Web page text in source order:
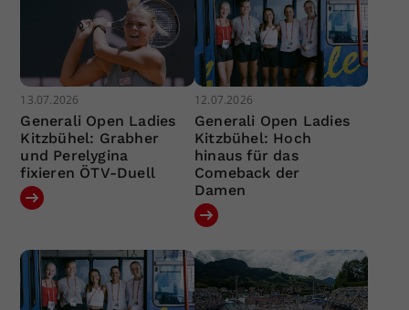
13.07.2026
Generali Open Ladies
Kitzbühel: Grabher
und Perelygina
fixieren ÖTV-Duell
12.07.2026
Generali Open Ladies
Kitzbühel: Hoch
hinaus für das
Comeback der
Damen